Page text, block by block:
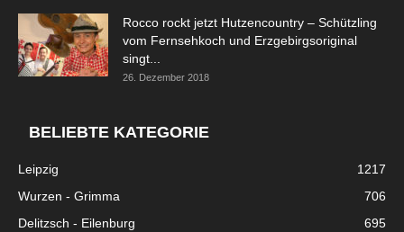
Rocco rockt jetzt Hutzencountry – Schützling
vom Fernsehkoch und Erzgebirgsoriginal
singt...
26. Dezember 2018
BELIEBTE KATEGORIE
Leipzig
1217
Wurzen - Grimma
706
Delitzsch - Eilenburg
695